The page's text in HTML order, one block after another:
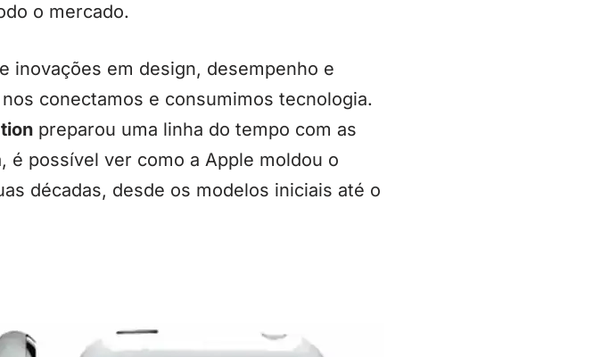
o mercado.
inovações em design, desempenho e
conectamos e consumimos tecnologia.
preparou uma linha do tempo com as
é possível ver como a Apple moldou o
décadas, desde os modelos iniciais até o